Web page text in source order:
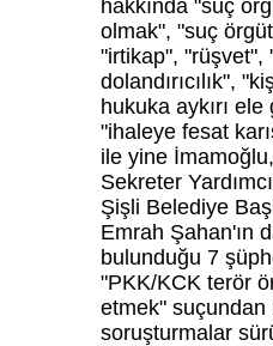
hakkında "suç
olmak", "suç
"irtikap", "rüşvet",
dolandırıcılık",
hukuka aykırı
"ihaleye fesat
ile yine
Sekreter
Şişli Belediye
Emrah Şahan'ın
bulunduğu 7
"PKK/KCK terör
etmek" suçundan
soruşturmalar